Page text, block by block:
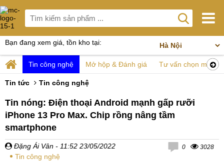
Bạn đang xem giá, tồn kho tại:
Tin công nghệ Mở hộp & Đánh giá Tư vấn chọn mua
Tin tức Tin công nghệ
Tin nóng: Điện thoại Android mạnh gấp rưỡi
iPhone 13 Pro Max. Chip rồng nâng tầm
smartphone
Đặng Ái Vân - 11:52 23/05/2022
Tin công nghệ
0 3028